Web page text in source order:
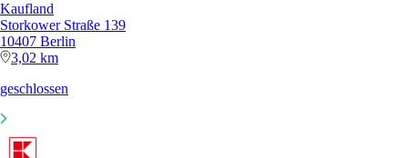
Kaufland
Storkower Straße 139
10407 Berlin
3,02 km
geschlossen